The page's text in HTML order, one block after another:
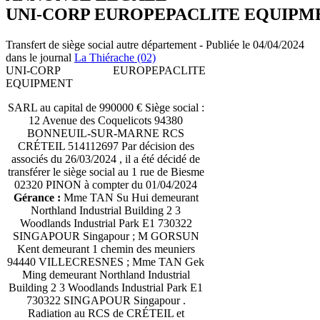
UNI-CORP EUROPEPACLITE
Transfert de siège social autre département - Publiée le 04/04/2024
dans le journal La Thiérache (02)
UNI-CORP EUROPEPACLITE
EQUIPMENT
SARL au capital de 990000 € Siège social :
12 Avenue des Coquelicots 94380
BONNEUIL-SUR-MARNE RCS
CRÉTEIL 514112697 Par décision des
associés du 26/03/2024 , il a été décidé de
transférer le siège social au 1 rue de Biesme
02320 PINON à compter du 01/04/2024
Gérance : Mme TAN Su Hui demeurant
Northland Industrial Building 2 3
Woodlands Industrial Park E1 730322
SINGAPOUR Singapour ; M GORSUN
Kent demeurant 1 chemin des meuniers
94440 VILLECRESNES ; Mme TAN Gek
Ming demeurant Northland Industrial
Building 2 3 Woodlands Industrial Park E1
730322 SINGAPOUR Singapour .
Radiation au RCS de CRÉTEIL et